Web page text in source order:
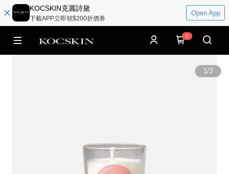
KOCSKIN克麗詩黛
下載APP立即領$200折價券
Open App
0
1/3